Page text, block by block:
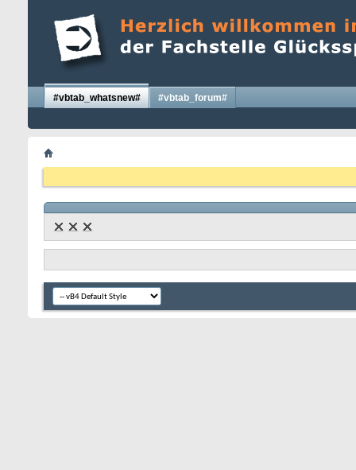
#vbtab_whatsnew# #vbtab_forum#